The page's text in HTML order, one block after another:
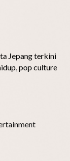
Jepang terkini
pop culture